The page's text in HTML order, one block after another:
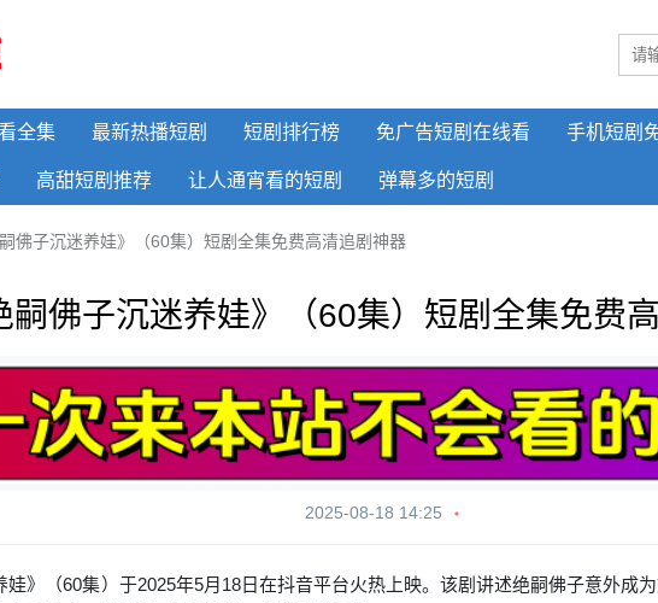
全集 最新热播短剧 短剧排行榜 免广告短剧在线看 手机短剧
高甜短剧推荐 让人通宵看的短剧 弹幕多的短剧
嗣佛子沉迷养娃》（60集）短剧全集免费高清追剧神器
嗣佛子沉迷养娃》（60集）短剧全集免费
2025-08-18 14:25
娃》（60集）于2025年5月18日在抖音平台火热上映。该剧讲述绝嗣佛子意外成